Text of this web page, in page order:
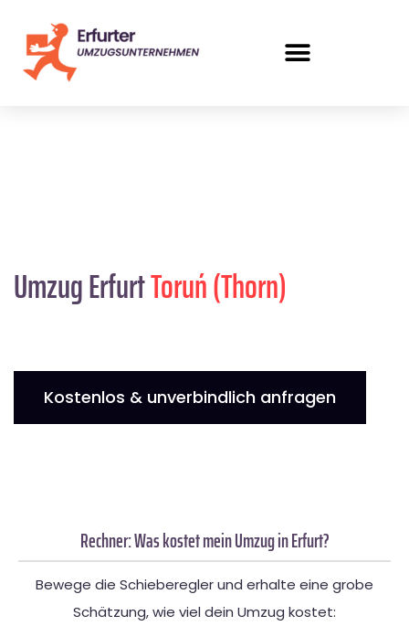
Umzug ErfurtToruń (Thorn)
Kostenlos & unverbindlich anfragen
Rechner: Was kostet mein Umzug in Erfurt?
Bewege die Schieberegler und erhalte eine grobe
Schätzung, wie viel dein Umzug kostet: